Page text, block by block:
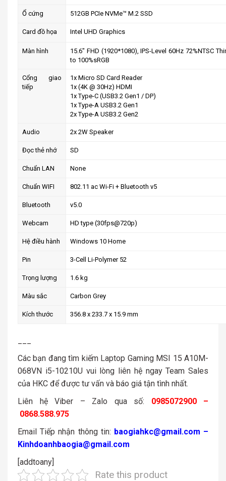
Ổ cứng 512GB PCIe NVMe™ M.2 SSD
Card đồ họa Intel UHD Graphics
Màn hình
15.6″ FHD (1920*1080), IPS-Level 60Hz 72%NTSC
to 100%sRGB
Cổng giao
tiếp
1x Micro SD Card Reader
1x (4K @ 30Hz) HDMI
1x Type-C (USB3.2 Gen1 / DP)
1x Type-A USB3.2 Gen1
2x Type-A USB3.2 Gen2
Audio 2x 2W Speaker
Đọc thẻ nhớ SD
Chuẩn LAN None
Chuẩn WIFI 802.11 ac Wi-Fi + Bluetooth v5
Bluetooth v5.0
Webcam HD type (30fps@720p)
Hệ điều hành Windows 10 Home
Pin 3-Cell Li-Polymer 52
Trọng lượng 1.6 kg
Màu sắc Carbon Grey
Kích thước 356.8 x 233.7 x 15.9 mm
Các bạn đang tìm kiếm Laptop Gaming MSI 15 A10M-
068VN i5-10210U vui lòng liên hệ ngay Team Sales
của HKC để được tư vấn và báo giá tận tình nhất.
Liên hệ Viber – Zalo qua số: 0985072900 –
0868.588.975
Email Tiếp nhận thông tin: baogiahkc@gmail.com –
Kinhdoanhbaogia@gmail.com
[addtoany]
Rate this product